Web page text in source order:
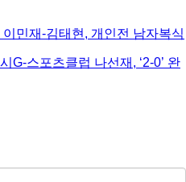
민재-김태현, 개인전 남자복식
G-스포츠클럽 나선재, ‘2-0’ 완